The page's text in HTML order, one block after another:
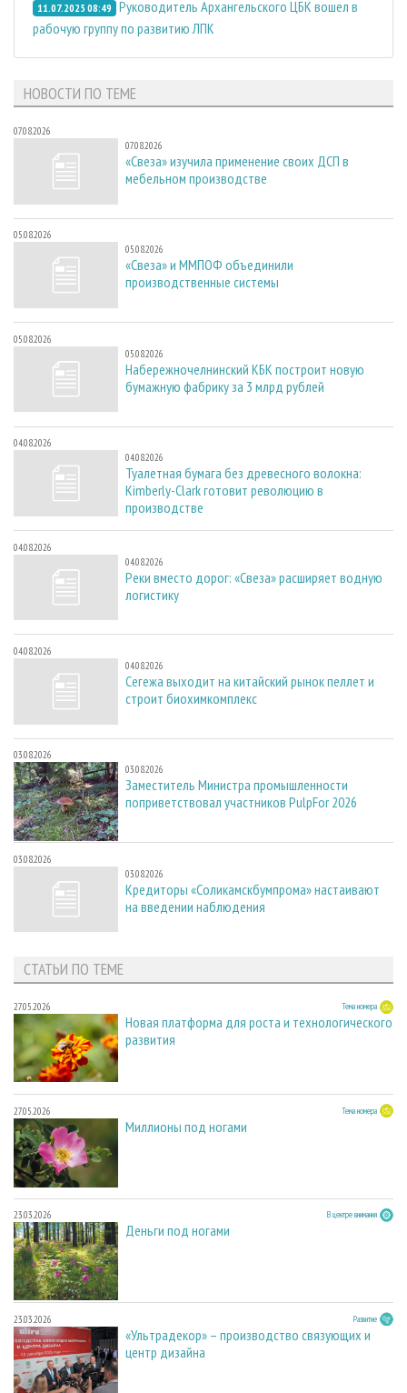
11.07.2025 08:49 Руководитель Архангельского ЦБК вошел в
рабочую группу по развитию ЛПК
НОВОСТИ ПО ТЕМЕ
07.08.2026
07.08.2026
«Свеза» изучила применение своих ДСП в
мебельном производстве
05.08.2026
05.08.2026
«Свеза» и ММПОФ объединили
производственные системы
05.08.2026
05.08.2026
Набережночелнинский КБК построит новую
бумажную фабрику за 3 млрд рублей
04.08.2026
04.08.2026
Туалетная бумага без древесного волокна:
Kimberly-Clark готовит революцию в
производстве
04.08.2026
04.08.2026
Реки вместо дорог: «Свеза» расширяет водную
логистику
04.08.2026
04.08.2026
Сегежа выходит на китайский рынок пеллет и
строит биохимкомплекс
03.08.2026
03.08.2026
Заместитель Министра промышленности
поприветствовал участников PulpFor 2026
03.08.2026
03.08.2026
Кредиторы «Соликамскбумпрома» настаивают
на введении наблюдения
СТАТЬИ ПО ТЕМЕ
27.05.2026 Тема номера
Новая платформа для роста и технологического
развития
27.05.2026 Тема номера
Миллионы под ногами
23.03.2026 В центре внимания
Деньги под ногами
23.03.2026 Развитие
«Ультрадекор» – производство связующих и
центр дизайна